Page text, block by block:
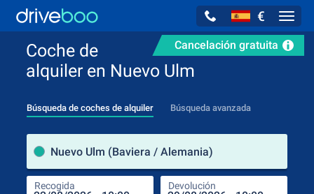
€
Cancelación gratuita
Coche de
alquiler en Nuevo Ulm
Búsqueda de coches de alquiler Búsqueda avanzada
Nuevo Ulm (Baviera / Alemania)
Recogida Devolución